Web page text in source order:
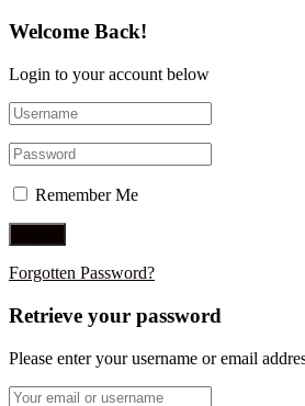
Welcome Back!
Login to your account below
Remember Me
Forgotten Password?
Retrieve your password
Please enter your username or email